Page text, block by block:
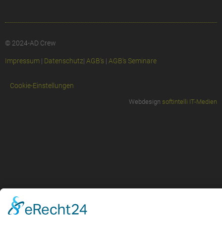
© 2024-AD Crew
Impressum | Datenschutz| AGB’s | AGB’s Seminare
Cookie-Einstellungen
Webdesign softintelli IT-Medien